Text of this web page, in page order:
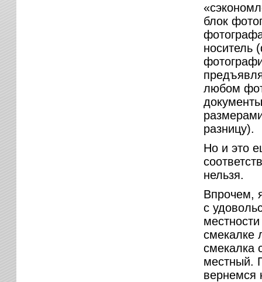
блок
носитель
любом
разницу).
Но и это
нельзя.
Впрочем,
с
смекалке
смекалка
местный.
вернемся